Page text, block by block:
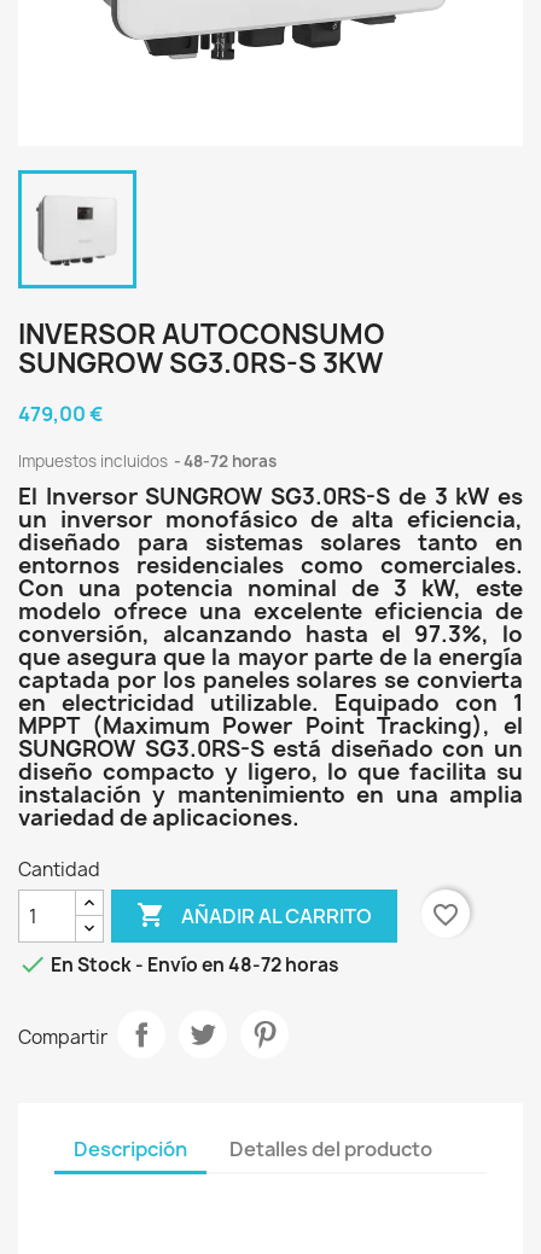
INVERSOR AUTOCONSUMO
SUNGROW SG3.0RS-S 3KW
479,00 €
Impuestos incluidos 48-72 horas
El Inversor SUNGROW SG3.0RS-S de 3 kW es
un inversor monofásico de alta eficiencia,
diseñado para sistemas solares tanto en
entornos residenciales como comerciales.
Con una potencia nominal de 3 kW, este
modelo ofrece una excelente eficiencia de
conversión, alcanzando hasta el 97.3%, lo
que asegura que la mayor parte de la energía
captada por los paneles solares se convierta
en electricidad utilizable. Equipado con 1
MPPT (Maximum Power Point Tracking), el
SUNGROW SG3.0RS-S está diseñado con un
diseño compacto y ligero, lo que facilita su
instalación y mantenimiento en una amplia
variedad de aplicaciones.
Cantidad
 AÑADIR AL CARRITO
favorite_border
 En Stock - Envío en 48-72 horas
Compartir
Descripción Detalles del producto